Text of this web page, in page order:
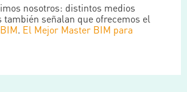
nosotros: distintos medios
también señalan que ofrecemos el
. El Mejor Master BIM para